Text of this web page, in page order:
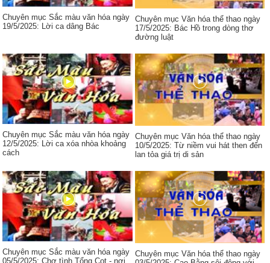
Chuyên mục Sắc màu văn hóa ngày
19/5/2025: Lời ca dâng Bác
Chuyên mục Văn hóa thể thao ngày
17/5/2025: Bác Hồ trong dòng thơ
đường luật
Chuyên mục Sắc màu văn hóa ngày
12/5/2025: Lời ca xóa nhòa khoảng
cách
Chuyên mục Văn hóa thể thao ngày
10/5/2025: Từ niềm vui hát then đến
lan tỏa giá trị di sản
Chuyên mục Sắc màu văn hóa ngày
05/5/2025: Chợ tình Tổng Cọt - nơi
Chuyên mục Văn hóa thể thao ngày